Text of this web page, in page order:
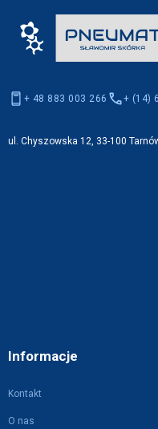
Informacje
Kontakt
O nas
+ 48 883 003 266 + (14)
ul. Chyszowska 12, 33-100